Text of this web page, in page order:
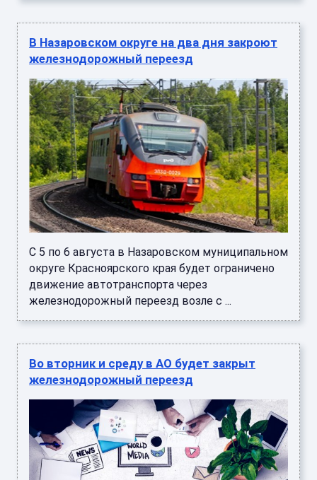
В Назаровском округе на два дня закроют
железнодорожный переезд
С 5 по 6 августа в Назаровском муниципальном
округе Красноярского края будет ограничено
движение автотранспорта через
железнодорожный переезд возле с ...
Во вторник и среду в АО будет закрыт
железнодорожный переезд